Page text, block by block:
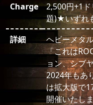
Charge
2,500円+1
題)★いずれ
詳細
ヘビーメタ
「これは
ョン、シブ
2024年もあ
は拡大版で
開催いたし